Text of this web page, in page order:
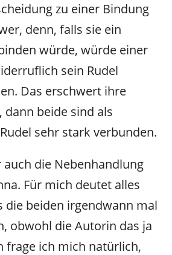
zu einer Bindung
denn, falls sie ein
würde, würde einer
sein Rudel
Das erschwert ihre
dann beide sind als
sehr stark verbunden.
die Nebenhandlung
Für mich deutet alles
die beiden irgendwann mal
obwohl die Autorin das ja
frage ich mich natürlich,